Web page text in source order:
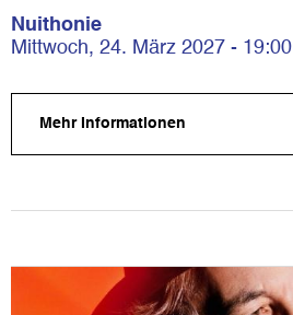
Nuithonie
Mittwoch, 24. März 2027 - 19:00
Mehr Informationen